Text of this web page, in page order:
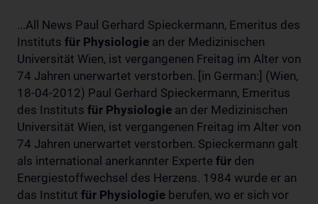
...All News Paul Gerhard Spieckermann, Emeritus des
Instituts für Physiologie an der Medizinischen
Universität Wien, ist vergangenen Freitag im Alter von
74 Jahren unerwartet verstorben. [in German:] (Wien,
18-04-2012) Paul Gerhard Spieckermann, Emeritus
des Instituts für Physiologie an der Medizinischen
Universität Wien, ist vergangenen Freitag im Alter von
74 Jahren unerwartet verstorben. Spieckermann galt
als international anerkannter Experte für den
Energiestoffwechsel des Herzens. 1984 wurde er an
das Institut für Physiologie berufen, wo er sich vor